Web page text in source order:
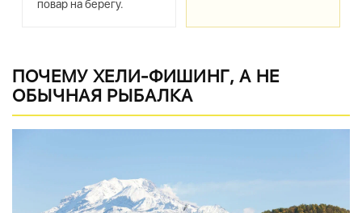
повар на берегу.
ПОЧЕМУ ХЕЛИ-ФИШИНГ, А НЕ
ОБЫЧНАЯ РЫБАЛКА